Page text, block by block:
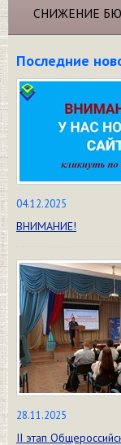
СНИЖЕНИЕ
Последние
04.12.2025
ВНИМАНИЕ!
28.11.2025
II этап